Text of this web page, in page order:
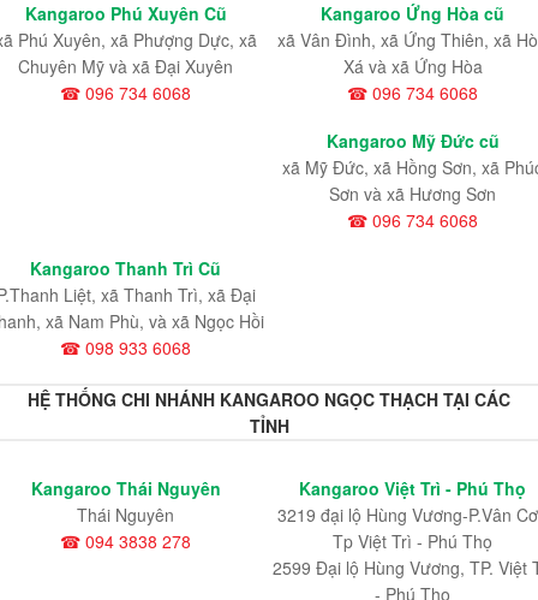
Kangaroo Phú Xuyên Cũ
Phú Xuyên, xã Phượng Dực, xã
Chuyên Mỹ và xã Đại Xuyên
☎ 096 734 6068
Kangaroo Ứng Hòa cũ
xã Vân Đình, xã Ứng Thiên, xã
Xá và xã Ứng Hòa
☎ 096 734 6068
Kangaroo Mỹ Đức cũ
xã Mỹ Đức, xã Hồng Sơn, xã
Sơn và xã Hương Sơn
☎ 096 734 6068
Kangaroo Thanh Trì Cũ
Liệt, xã Thanh Trì, xã Đại
xã Nam Phù, và xã Ngọc Hồi
☎ 098 933 6068
HỆ THỐNG CHI NHÁNH KANGAROO NGỌC THẠCH TẠI CÁC
TỈNH
Kangaroo Thái Nguyên
Thái Nguyên
☎ 094 3838 278
Kangaroo Việt Trì - Phú Thọ
3219 đại lộ Hùng Vương-P.Vân
Tp Việt Trì - Phú Thọ
2599 Đại lộ Hùng Vương, TP. Việt
- Phú Thọ